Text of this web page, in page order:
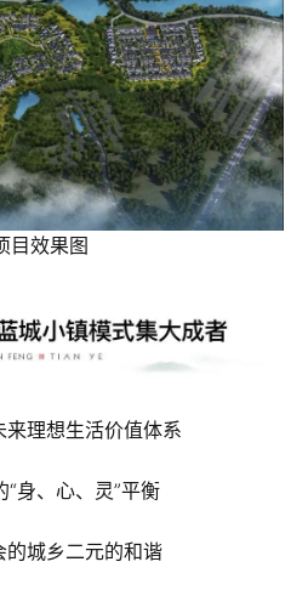
目效果图
来理想生活价值体系
“身、心、灵”平衡
的城乡二元的和谐